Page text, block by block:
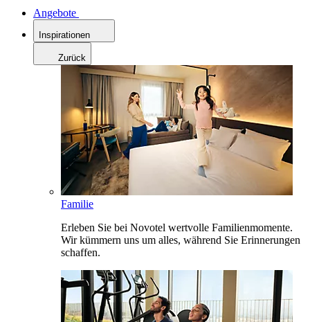
Angebote
Inspirationen
Zurück
Familie
Erleben Sie bei Novotel wertvolle Familienmomente.
Wir kümmern uns um alles, während Sie Erinnerungen
schaffen.